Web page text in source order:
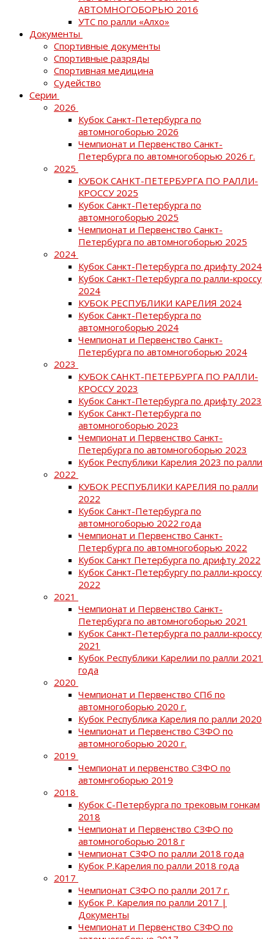
АВТОМНОГОБОРЬЮ 2016
УТС по ралли «Алхо»
Документы
Спортивные документы
Спортивные разряды
Спортивная медицина
Судейство
Серии
2026
Кубок Санкт-Петербурга по
автомногоборью 2026
Чемпионат и Первенство Санкт-
Петербурга по автомногоборью 2026 г.
2025
КУБОК САНКТ-ПЕТЕРБУРГА ПО РАЛЛИ-
КРОССУ 2025
Кубок Санкт-Петербурга по
автомногоборью 2025
Чемпионат и Первенство Санкт-
Петербурга по автомногоборью 2025
2024
Кубок Санкт-Петербурга по дрифту 2024
Кубок Санкт-Петербурга по ралли-кроссу
2024
КУБОК РЕСПУБЛИКИ КАРЕЛИЯ 2024
Кубок Санкт-Петербурга по
автомногоборью 2024
Чемпионат и Первенство Санкт-
Петербурга по автомногоборью 2024
2023
КУБОК САНКТ-ПЕТЕРБУРГА ПО РАЛЛИ-
КРОССУ 2023
Кубок Санкт-Петербурга по дрифту 2023
Кубок Санкт-Петербурга по
автомногоборью 2023
Чемпионат и Первенство Санкт-
Петербурга по автомногоборью 2023
Кубок Республики Карелия 2023 по ралли
2022
КУБОК РЕСПУБЛИКИ КАРЕЛИЯ по ралли
2022
Кубок Санкт-Петербурга по
автомногоборью 2022 года
Чемпионат и Первенство Санкт-
Петербурга по автомногоборью 2022
Кубок Санкт Петербурга по дрифту 2022
Кубок Санкт-Петербургу по ралли-кроссу
2022
2021
Чемпионат и Первенство Санкт-
Петербурга по автомногоборью 2021
Кубок Санкт-Петербурга по ралли-кроссу
2021
Кубок Республики Карелии по ралли 2021
года
2020
Чемпионат и Первенство СПб по
автомногоборью 2020 г.
Кубок Республика Карелия по ралли 2020
Чемпионат и Первенство СЗФО по
автомногоборью 2020 г.
2019
Чемпионат и первенство СЗФО по
автомнгоборью 2019
2018
Кубок С-Петербурга по трековым гонкам
2018
Чемпионат и Первенство СЗФО по
автомногоборью 2018 г
Чемпионат СЗФО по ралли 2018 года
Кубок Р.Карелия по ралли 2018 года
2017
Чемпионат СЗФО по ралли 2017 г.
Кубок Р. Карелия по ралли 2017 |
Документы
Чемпионат и Первенство СЗФО по